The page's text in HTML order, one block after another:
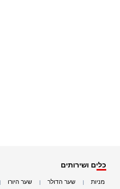
כלים ושירותים
מניות שער הדולר שער היורו